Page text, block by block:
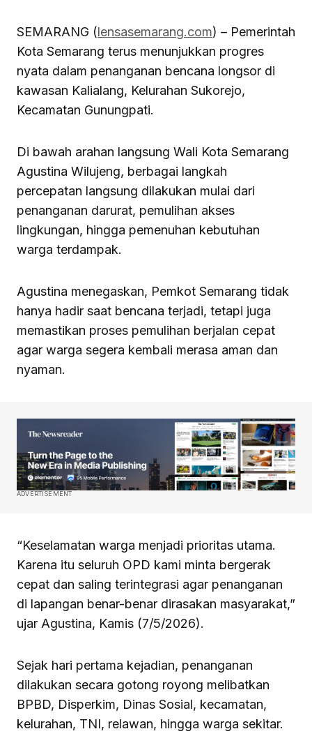
SEMARANG (lensasemarang.com) – Pemerintah
Kota Semarang terus menunjukkan progres
nyata dalam penanganan bencana longsor di
kawasan Kalialang, Kelurahan Sukorejo,
Kecamatan Gunungpati.
Di bawah arahan langsung Wali Kota Semarang
Agustina Wilujeng, berbagai langkah
percepatan langsung dilakukan mulai dari
penanganan darurat, pemulihan akses
lingkungan, hingga pemenuhan kebutuhan
warga terdampak.
Agustina menegaskan, Pemkot Semarang tidak
hanya hadir saat bencana terjadi, tetapi juga
memastikan proses pemulihan berjalan cepat
agar warga segera kembali merasa aman dan
nyaman.
ADVERTISEMENT
“Keselamatan warga menjadi prioritas utama.
Karena itu seluruh OPD kami minta bergerak
cepat dan saling terintegrasi agar penanganan
di lapangan benar-benar dirasakan masyarakat,”
ujar Agustina, Kamis (7/5/2026).
Sejak hari pertama kejadian, penanganan
dilakukan secara gotong royong melibatkan
BPBD, Disperkim, Dinas Sosial, kecamatan,
kelurahan, TNI, relawan, hingga warga sekitar.